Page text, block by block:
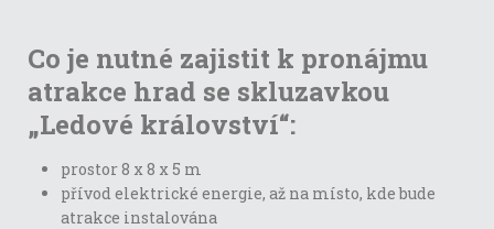
Co je nutné zajistit k pronájmu
atrakce hrad se skluzavkou
„Ledové království“:
prostor 8 x 8 x 5 m
přívod elektrické energie, až na místo, kde bude
atrakce instalována